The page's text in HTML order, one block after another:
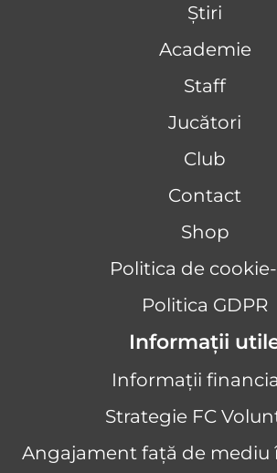
Știri
Academie
Staff
Jucători
Club
Contact
Shop
Politica de
Politica GDPR
Informații
Informații
Strategie FC
Angajament față de mediu